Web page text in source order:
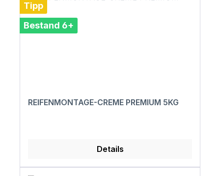
Tipp
Bestand 6+
REIFENMONTAGE-CREME PREMIUM 5KG
Details